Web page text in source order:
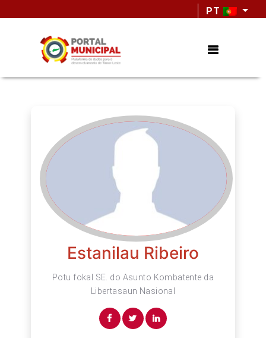
PT
Estanilau Ribeiro
Potu fokal SE. do Asunto Kombatente da
Libertasaun Nasional